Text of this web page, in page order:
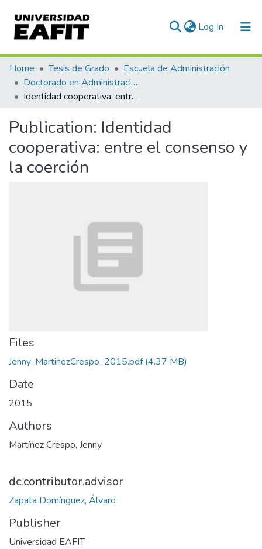
Log In (current)
Communities & Collections
All of DSpace
Home Tesis de Grado
Escuela de Administración
Doctorado en Administración (tesis)
Identidad cooperativa: entre el consenso y la coerción
Publication: Identidad
cooperativa: entre el consenso y
la coerción
Files
Jenny_MartinezCrespo_2015.pdf(4.37 MB)
Date
2015
Authors
Martínez Crespo, Jenny
dc.contributor.advisor
Zapata Domínguez, Álvaro
Publisher
Universidad EAFIT